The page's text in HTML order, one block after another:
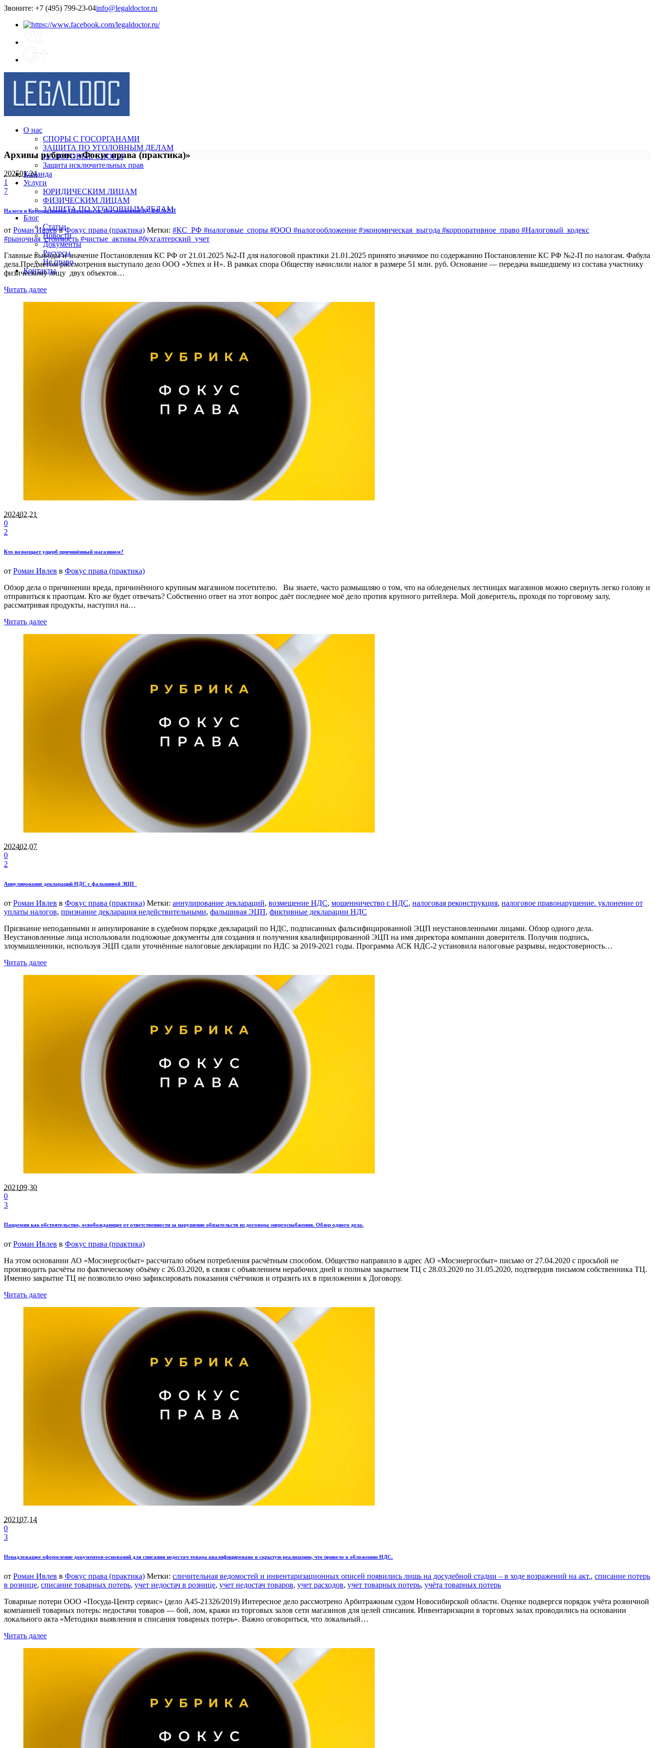
Звоните: +7 (495) 799-23-04info@legaldoctor.ru
О нас
СПОРЫ С ГОСОРГАНАМИ
ЗАЩИТА ПО УГОЛОВНЫМ ДЕЛАМ
НАЛОГОВЫЕ СПОРЫ
Защита исключительных прав
Команда
Услуги
ЮРИДИЧЕСКИМ ЛИЦАМ
ФИЗИЧЕСКИМ ЛИЦАМ
ЗАЩИТА ПО УГОЛОВНЫМ ДЕЛАМ
Блог
Статьи
Новости
Документы
Ресурсы
Не право
Контакты
Архивы рубрик: «Фокус права (практика)»
202501.24
1
7
Налоги и Корпоративные Обязанности: Постановление КС РФ №2-П
от Роман Ивлев вФокус права (практика) Метки: #КС_РФ #налоговые_споры #ООО #налогообложение #экономическая_выгода #корпоративное_право #Налоговый_кодекс
#рыночная_стоимость #чистые_активы #бухгалтерский_учет
Главные выводы и значение Постановления КС РФ от 21.01.2025 №2-П для налоговой практики 21.01.2025 принято значимое по содержанию Постановление КС РФ №2-П по налогам. Фабула
дела.Предметом рассмотрения выступало дело ООО «Успех и Н». В рамках спора Обществу начислили налог в размере 51 млн. руб. Основание — передача вышедшему из состава участнику
физическому лицу двух объектов…
Читать далее
202402.21
0
2
Кто возмещает ущерб причинённый магазином?
от Роман Ивлев в Фокус права (практика)
Обзор дела о причинении вреда, причинённого крупным магазином посетителю. Вы знаете, часто размышляю о том, что на обледенелых лестницах магазинов можно свернуть легко голову и
отправиться к праотцам. Кто же будет отвечать? Собственно ответ на этот вопрос даёт последнее моё дело против крупного ритейлера. Мой доверитель, проходя по торговому залу,
рассматривая продукты, наступил на…
Читать далее
202402.07
0
2
Аннулирование деклараций НДС с фальшивой ЭЦП
от Роман Ивлев в Фокус права (практика) Метки: аннулирование деклараций, возмещение НДС, мошенничество с НДС, налоговая реконструкция, налоговое правонарушение. уклонение от
уплаты налогов, признание декларация недействительными, фальшивая ЭЦП, фиктивные декларации НДС
Признание неподанными и аннулирование в судебном порядке деклараций по НДС, подписанных фальсифицированной ЭЦП неустановленными лицами. Обзор одного дела.
Неустановленные лица использовали подложные документы для создания и получения квалифицированной ЭЦП на имя директора компании доверителя. Получив подпись,
злоумышленники, используя ЭЦП сдали уточнённые налоговые декларации по НДС за 2019-2021 годы. Программа АСК НДС-2 установила налоговые разрывы, недостоверность…
Читать далее
202109.30
0
3
Пандемия как обстоятельство, освобождающее от ответственности за нарушение обязательств из договора энергоснабжения. Обзор одного дела.
от Роман Ивлев в Фокус права (практика)
На этом основании АО «Мосэнергосбыт» рассчитало объем потребления расчётным способом. Общество направило в адрес АО «Мосэнергосбыт» письмо от 27.04.2020 с просьбой не
производить расчёты по фактическому объёму с 26.03.2020, в связи с объявлением нерабочих дней и полным закрытием ТЦ с 28.03.2020 по 31.05.2020, подтвердив письмом собственника ТЦ.
Именно закрытие ТЦ не позволило очно зафиксировать показания счётчиков и отразить их в приложении к Договору.
Читать далее
202107.14
0
3
Ненадлежащее оформление документов-оснований для списания недостач товара квалифицировано в скрытую реализацию, что привело к обложению НДС.
от Роман Ивлев в Фокус права (практика) Метки: сличительная ведомостей и инвентаризационных описей появились лишь на досудебной стадии – в ходе возражений на акт., списание потерь
в рознице, списание товарных потерь, учет недостач в рознице, учет недостач товаров, учет расходов, учет товарных потерь, учёта товарных потерь
Товарные потери ООО «Посуда-Центр сервис» (дело А45-21326/2019) Интересное дело рассмотрено Арбитражным судом Новосибирской области. Оценке подвергся порядок учёта розничной
компанией товарных потерь: недостачи товаров — бой, лом, кражи из торговых залов сети магазинов для целей списания. Инвентаризации в торговых залах проводились на основании
локального акта «Методики выявления и списания товарных потерь». Важно оговориться, что локальный…
Читать далее